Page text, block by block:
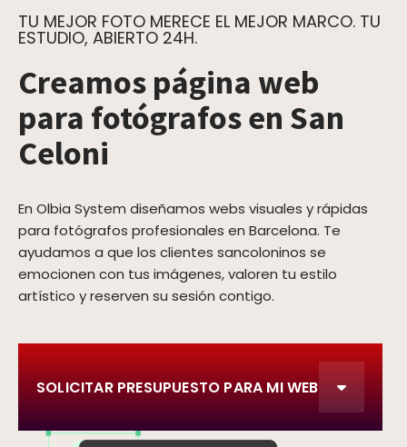
TU MEJOR FOTO MERECE EL MEJOR MARCO. TU
ESTUDIO, ABIERTO 24H.
Creamos página web
para fotógrafos en San
Celoni
En Olbia System diseñamos webs visuales y rápidas
para fotógrafos profesionales en Barcelona. Te
ayudamos a que los clientes sancoloninos se
emocionen con tus imágenes, valoren tu estilo
artístico y reserven su sesión contigo.
SOLICITAR PRESUPUESTO PARA MI WEB